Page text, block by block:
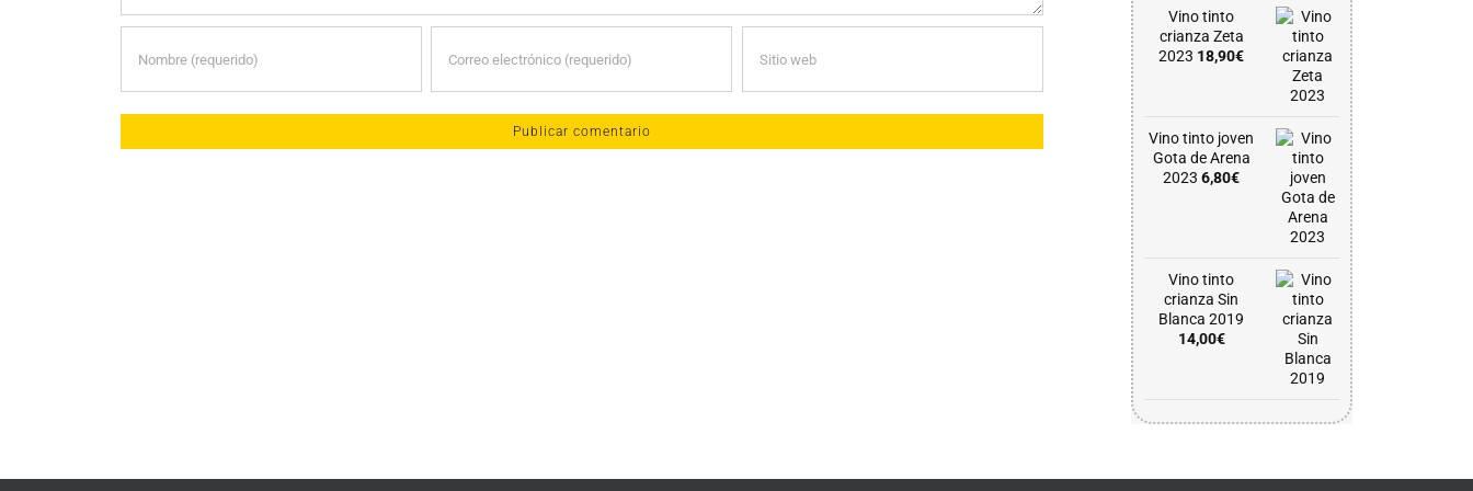
Vino tinto
crianza Zeta
2023 18,90€
Vino tinto joven
Gota de Arena
2023 6,80€
Vino tinto
crianza Sin
Blanca 2019
14,00€